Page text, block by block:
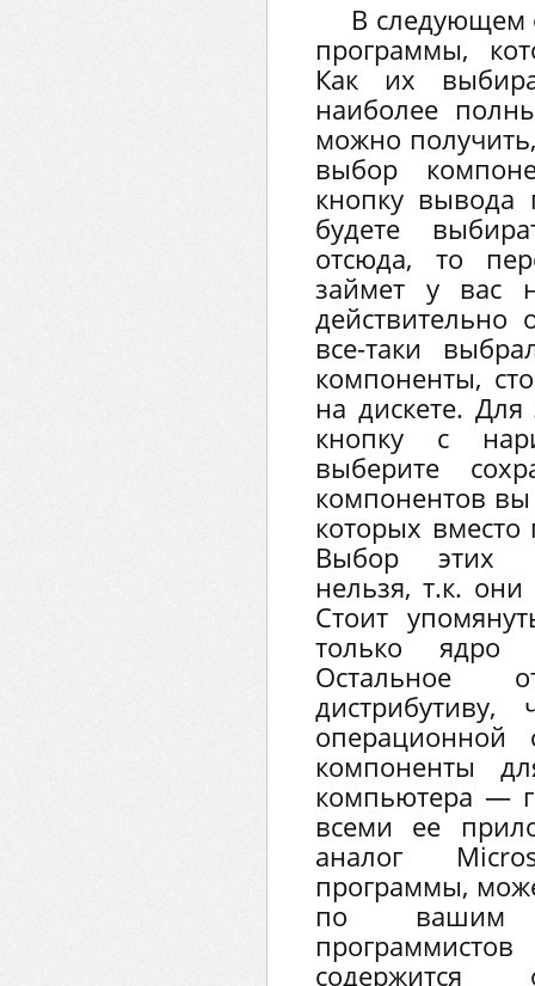
В следующем
программы,
Как их
наиболее
можно
выбор
кнопку вывода
будете
отсюда, то
займет у вас
все-таки
компоненты,
на дискете.
кнопку с
выберите
компонентов вы
которых вместо
Выбор этих
нельзя, т.к. они
Стоит
только ядро
Остальное
операционной
компоненты
компьютера —
всеми ее
аналог
программы,
по вашим
содержится